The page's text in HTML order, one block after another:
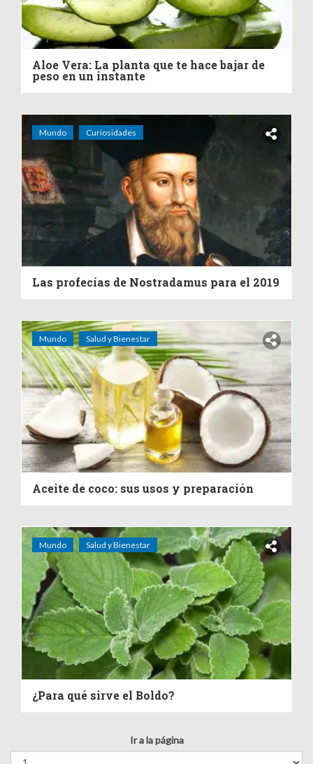
Aloe Vera: La planta que te hace bajar de
peso en un instante
Mundo Curiosidades
Las profecías de Nostradamus para el 2019
Mundo Salud y Bienestar
Aceite de coco: sus usos y preparación
Mundo Salud y Bienestar
¿Para qué sirve el Boldo?
Ir a la página